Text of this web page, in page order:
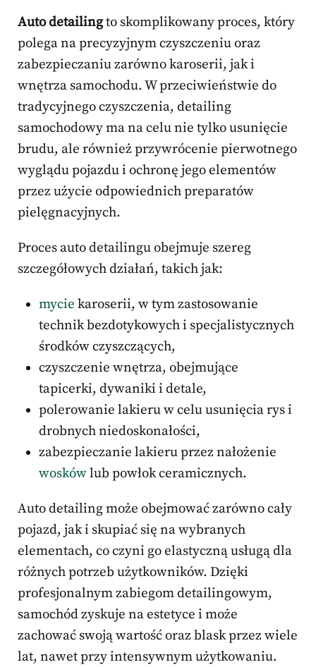
Auto detailingto skomplikowany proces, który
polega na precyzyjnym czyszczeniu oraz
zabezpieczaniu zarówno karoserii, jak i
wnętrza samochodu. W przeciwieństwie do
tradycyjnego czyszczenia, detailing
samochodowy ma na celu nie tylko usunięcie
brudu, ale również przywrócenie pierwotnego
wyglądu pojazdu i ochronę jego elementów
przez użycie odpowiednich preparatów
pielęgnacyjnych.
Proces auto detailingu obejmuje szereg
szczegółowych działań, takich jak:
mycie karoserii, w tym zastosowanie
technik bezdotykowych i specjalistycznych
środków czyszczących,
czyszczenie wnętrza, obejmujące
tapicerki, dywaniki i detale,
polerowanie lakieru w celu usunięcia rys i
drobnych niedoskonałości,
zabezpieczanie lakieru przez nałożenie
woskówlub powłok ceramicznych.
Auto detailing może obejmować zarówno cały
pojazd, jak i skupiać się na wybranych
elementach, co czyni go elastyczną usługą dla
różnych potrzeb użytkowników. Dzięki
profesjonalnym zabiegom detailingowym,
samochód zyskuje na estetyce i może
zachować swoją wartość oraz blask przez wiele
lat, nawet przy intensywnym użytkowaniu.